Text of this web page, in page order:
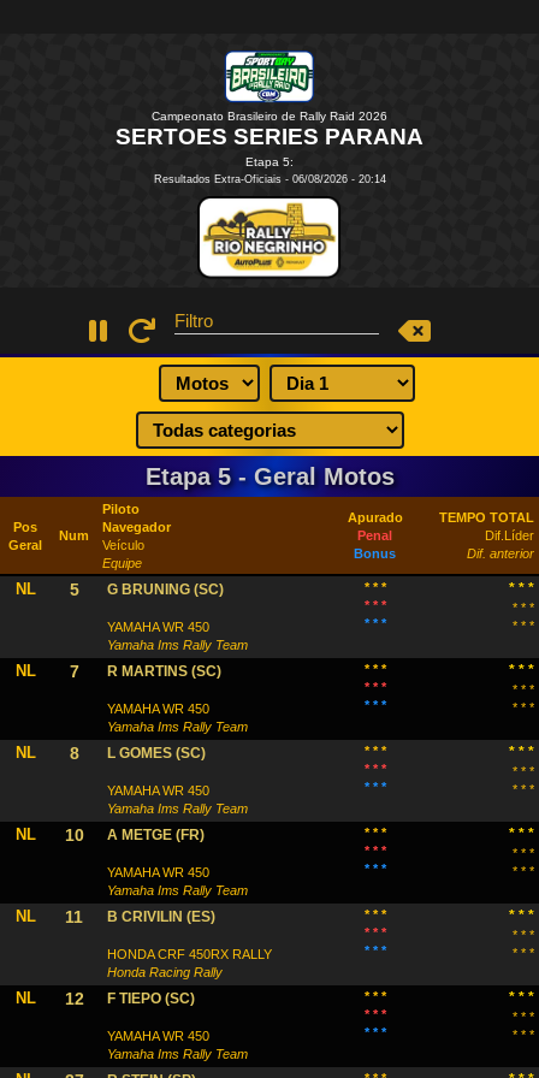
Campeonato Brasileiro de Rally Raid 2026
SERTOES SERIES
Etapa 5:
Resultados Extra-Oficiais - 06/08/2026 - 20:14
Filtro
Etapa 5 - Geral Motos
Pos
Piloto
Navegador
Equipe
NL 5 G BRUNING (SC)
YAMAHA WR 450
Yamaha Ims Rally Team
*
*
7 R MARTINS (SC)
YAMAHA WR 450
Yamaha Ims Rally Team
*
*
*
*